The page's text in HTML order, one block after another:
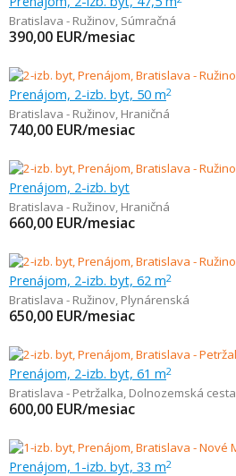
Bratislava - Ružinov, Súmračná
390,00 EUR/mesiac
Prenájom, 2-izb. byt, 50 m2
Bratislava - Ružinov, Hraničná
740,00 EUR/mesiac
Prenájom, 2-izb. byt
Bratislava - Ružinov, Hraničná
660,00 EUR/mesiac
Prenájom, 2-izb. byt, 62 m2
Bratislava - Ružinov, Plynárenská
650,00 EUR/mesiac
Prenájom, 2-izb. byt, 61 m2
Bratislava - Petržalka, Dolnozemská cesta
600,00 EUR/mesiac
Prenájom, 1-izb. byt, 33 m2